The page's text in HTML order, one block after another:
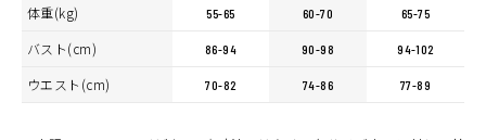
体重(kg) 55-65 60-70 65-75
バスト(cm) 86-94 90-98 94-102
ウエスト(cm) 70-82 74-86 77-89